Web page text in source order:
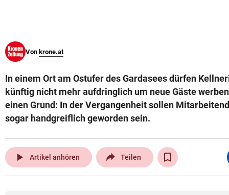
Von krone.at
In einem Ort am Ostufer des Gardasees dürfen
künftig nicht mehr aufdringlich um neue Gäste
einen Grund: In der Vergangenheit sollen
sogar handgreiflich geworden sein.
play_arrow Artikel anhören Teilen